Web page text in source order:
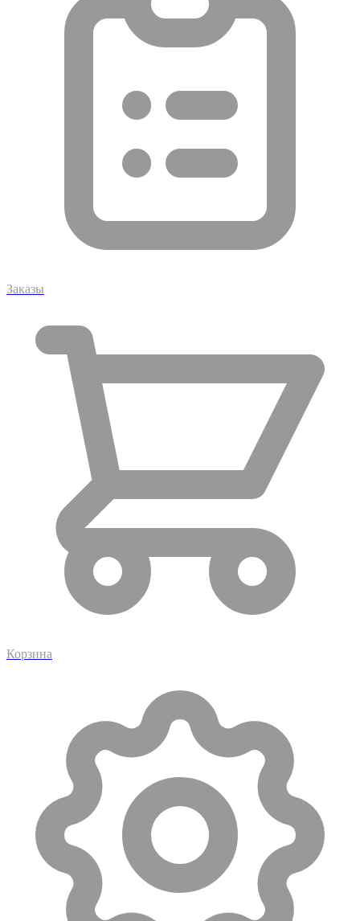
Заказы
Корзина